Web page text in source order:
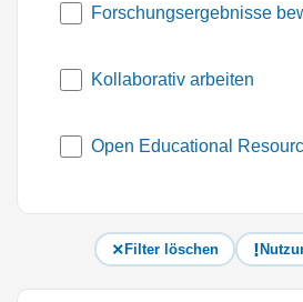
Forschungsergebnisse
Kollaborativ arbeiten
Open Educational
Filter löschen